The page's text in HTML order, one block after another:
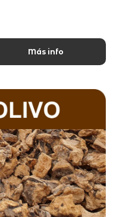
Más info